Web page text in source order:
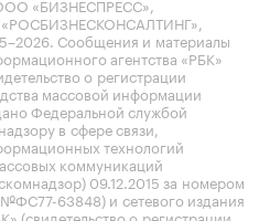
«БИЗНЕСПРЕСС»,
. Сообщения и материалы
агентства «РБК»
о регистрации
массовой информации
Федеральной службой
в сфере связи,
технологий
коммуникаций
09.12.2015 за номером
63848) и сетевого издания
(свидетельство о регистрации